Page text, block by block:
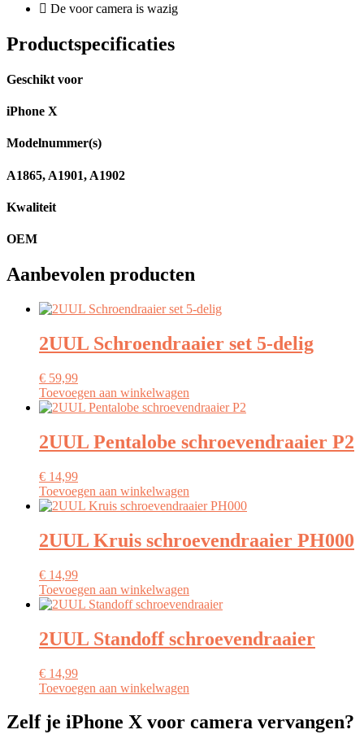
De voor camera is wazig
Productspecificaties
Geschikt voor
iPhone X
Modelnummer(s)
A1865, A1901, A1902
Kwaliteit
OEM
Aanbevolen producten
2UUL Schroendraaier set 5-delig
€ 59,99
Toevoegen aan winkelwagen
2UUL Pentalobe schroevendraaier P2
€ 14,99
Toevoegen aan winkelwagen
2UUL Kruis schroevendraaier PH000
€ 14,99
Toevoegen aan winkelwagen
2UUL Standoff schroevendraaier
€ 14,99
Toevoegen aan winkelwagen
Zelf je iPhone X voor camera vervangen?